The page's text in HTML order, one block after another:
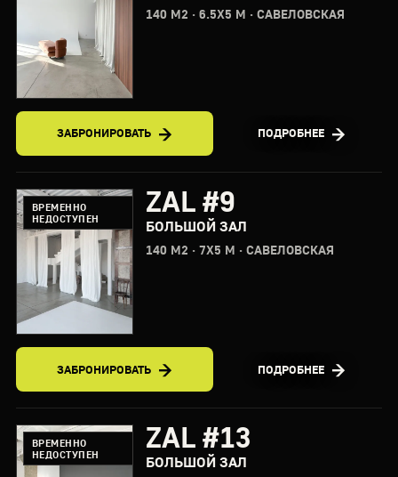
140 М2 · 6.5X5 М · САВЕЛОВСКАЯ
ЗАБРОНИРОВАТЬ ПОДРОБНЕЕ
ВРЕМЕННО
НЕДОСТУПЕН
ZAL #9
БОЛЬШОЙ ЗАЛ
140 М2 · 7X5 М · САВЕЛОВСКАЯ
ЗАБРОНИРОВАТЬ ПОДРОБНЕЕ
ВРЕМЕННО
НЕДОСТУПЕН
ZAL #13
БОЛЬШОЙ ЗАЛ